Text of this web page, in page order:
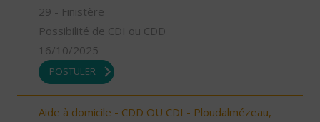
29 - Finistère
Possibilité de CDI ou CDD
16/10/2025
POSTULER
Aide à domicile - CDD OU CDI - Ploudalmézeau,